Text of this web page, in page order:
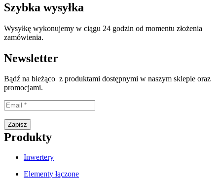
Szybka wysyłka
Wysyłkę wykonujemy w ciągu 24 godzin od momentu złożenia
zamówienia.
Newsletter
Bądź na bieżąco z produktami dostępnymi w naszym sklepie oraz
promocjami.
Zapisz
Produkty
Inwertery
Elementy łączone